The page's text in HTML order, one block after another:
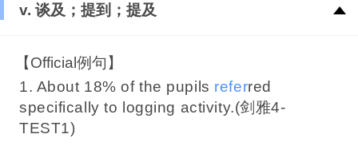
v. 谈及；提到；提及
【Official例句】
1. About 18% of the pupils referred
specifically to logging activity.(剑雅4-
TEST1)